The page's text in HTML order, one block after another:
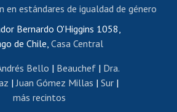
de movilidad interna
Certificado de renta
de renta honorarios
Editar páginas blancas
Extranjeras/os
Bernardo O'Higgins 1058,
de Chile,Casa Central
Bello | Beauchef| Dra.
|Juan Gómez Millas | Sur |
más recintos
en estándares de igualdad de género